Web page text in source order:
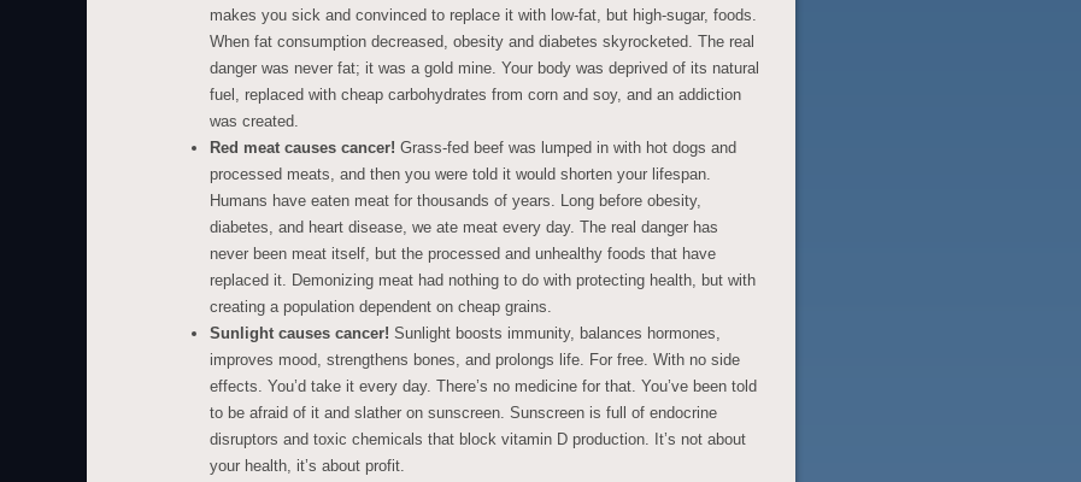
makes you sick and convinced to replace it with low-fat, but high-sugar, foods.
When fat consumption decreased, obesity and diabetes skyrocketed. The real
danger was never fat; it was a gold mine. Your body was deprived of its natural
fuel, replaced with cheap carbohydrates from corn and soy, and an addiction
was created.
Red meat causes cancer! Grass-fed beef was lumped in with hot dogs and
processed meats, and then you were told it would shorten your lifespan.
Humans have eaten meat for thousands of years. Long before obesity,
diabetes, and heart disease, we ate meat every day. The real danger has
never been meat itself, but the processed and unhealthy foods that have
replaced it. Demonizing meat had nothing to do with protecting health, but with
creating a population dependent on cheap grains.
Sunlight causes cancer! Sunlight boosts immunity, balances hormones,
improves mood, strengthens bones, and prolongs life. For free. With no side
effects. You’d take it every day. There’s no medicine for that. You’ve been told
to be afraid of it and slather on sunscreen. Sunscreen is full of endocrine
disruptors and toxic chemicals that block vitamin D production. It’s not about
your health, it’s about profit.